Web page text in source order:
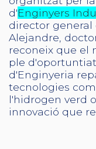
d'Enginyers
director general
Alejandre,
reconeix que el
ple
d'Enginyeria
tecnologies
l'hidrogen verd
innovació que